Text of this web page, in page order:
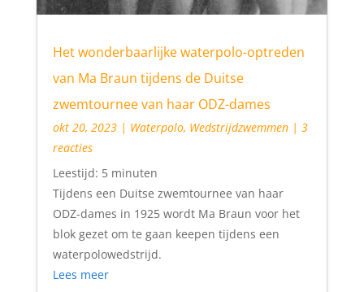
Het wonderbaarlijke waterpolo-optreden
van Ma Braun tijdens de Duitse
zwemtournee van haar ODZ-dames
okt 20, 2023| Waterpolo, Wedstrijdzwemmen| 3
reacties
Leestijd: 5 minuten
Tijdens een Duitse zwemtournee van haar
ODZ-dames in 1925 wordt Ma Braun voor het
blok gezet om te gaan keepen tijdens een
waterpolowedstrijd.
Lees meer